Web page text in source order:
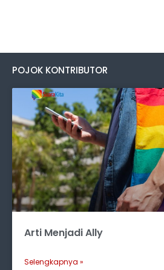
POJOK KONTRIBUTOR
Arti Menjadi Ally
Selengkapnya »